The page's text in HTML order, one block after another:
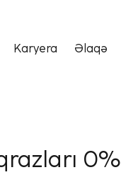
Karyera Əlaqə
0%